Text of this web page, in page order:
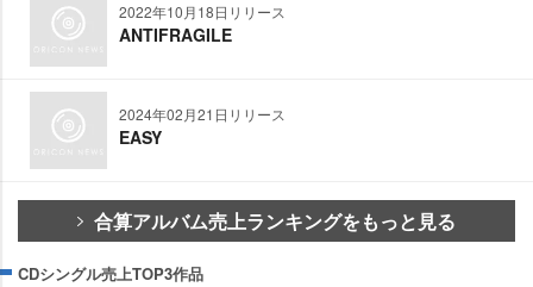
2022年10月18日リリース
ANTIFRAGILE
2024年02月21日リリース
EASY
合算アルバム売上ランキングをもっと見る
CDシングル売上TOP3作品